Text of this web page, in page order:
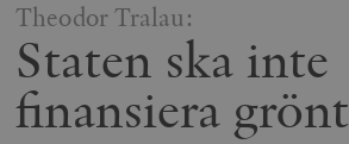
Theodor Tralau:
Staten ska inte
finansiera